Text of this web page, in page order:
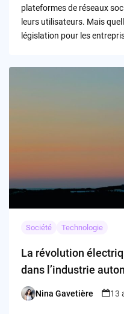
plateformes de réseaux
leurs utilisateurs. Mais
législation pour les
Société Technologie
La révolution
dans l’industrie
Posted
Nina Gavetière 13